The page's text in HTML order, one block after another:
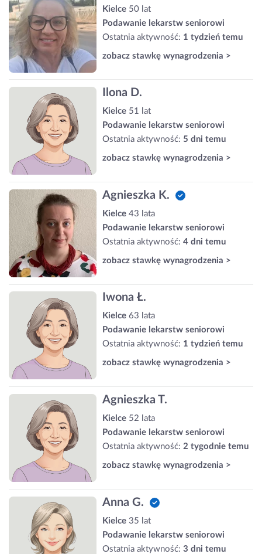
Kielce 50 lat
Podawanie lekarstw seniorowi
Ostatnia aktywność: 1 tydzień temu
zobacz stawkę wynagrodzenia >
Ilona D.
Kielce 51 lat
Podawanie lekarstw seniorowi
Ostatnia aktywność: 5 dni temu
zobacz stawkę wynagrodzenia >
Agnieszka K.
Kielce 43 lata
Podawanie lekarstw seniorowi
Ostatnia aktywność: 4 dni temu
zobacz stawkę wynagrodzenia >
Iwona Ł.
Kielce 63 lata
Podawanie lekarstw seniorowi
Ostatnia aktywność: 1 tydzień temu
zobacz stawkę wynagrodzenia >
Agnieszka T.
Kielce 52 lata
Podawanie lekarstw seniorowi
Ostatnia aktywność: 2 tygodnie temu
zobacz stawkę wynagrodzenia >
Anna G.
Kielce 35 lat
Podawanie lekarstw seniorowi
Ostatnia aktywność: 3 dni temu